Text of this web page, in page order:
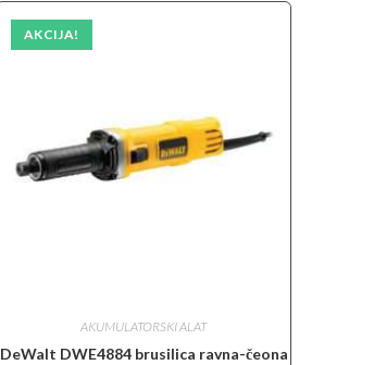
AKCIJA!
AKUMULATORSKI ALAT
DeWalt DWE4884 brusilica ravna-čeona